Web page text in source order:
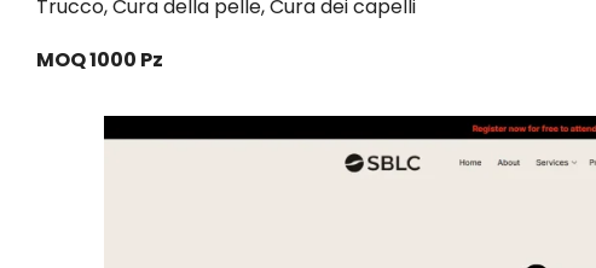
Trucco, Cura della pelle, Cura dei capelli
MOQ 1000 Pz